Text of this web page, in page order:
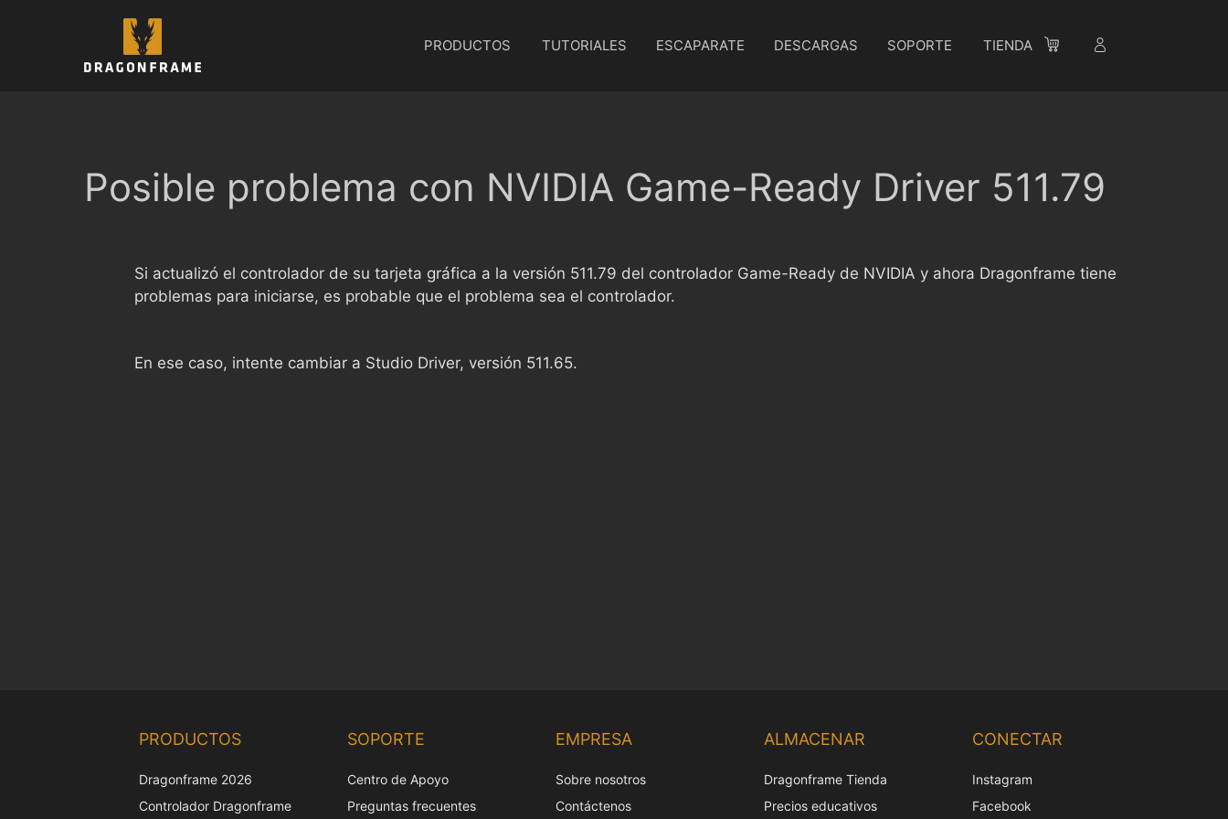
PRODUCTOS TUTORIALES ESCAPARATE DESCARGAS SOPORTE TIENDA
Posible problema con NVIDIA Game-Ready Driver 511.79
Si actualizó el controlador de su tarjeta gráfica a la versión 511.79 del controlador Game-Ready de NVIDIA y ahora Dragonframe tiene
problemas para iniciarse, es probable que el problema sea el controlador.
En ese caso, intente cambiar a Studio Driver, versión 511.65.
PRODUCTOS
Dragonframe 2026
Controlador Dragonframe
SOPORTE
Centro de Apoyo
Preguntas frecuentes
EMPRESA
Sobre nosotros
Contáctenos
ALMACENAR
Dragonframe Tienda
Precios educativos
CONECTAR
Instagram
Facebook
Korean